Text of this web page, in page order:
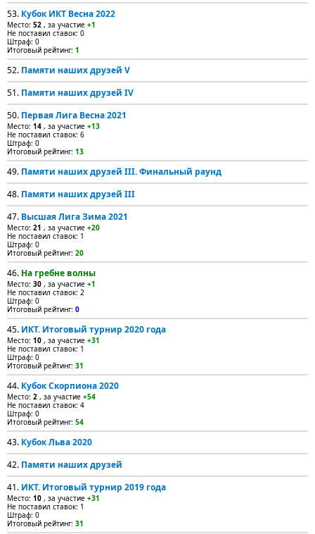
53. Кубок ИКТ Весна 2022
Место: 52 , за участие +1
Не поставил ставок: 0
Штраф: 0
Итоговый рейтинг: 1
52. Памяти наших друзей V
51. Памяти наших друзей IV
50. Первая Лига Весна 2021
Место: 14 , за участие +13
Не поставил ставок: 6
Штраф: 0
Итоговый рейтинг: 13
49. Памяти наших друзей III. Финальный раунд
48. Памяти наших друзей III
47. Высшая Лига Зима 2021
Место: 21 , за участие +20
Не поставил ставок: 1
Штраф: 0
Итоговый рейтинг: 20
46. На гребне волны
Место: 30 , за участие +1
Не поставил ставок: 2
Штраф: 0
Итоговый рейтинг: 0
45. ИКТ. Итоговый турнир 2020 года
Место: 10 , за участие +31
Не поставил ставок: 1
Штраф: 0
Итоговый рейтинг: 31
44. Кубок Скорпиона 2020
Место: 2 , за участие +54
Не поставил ставок: 4
Штраф: 0
Итоговый рейтинг: 54
43. Кубок Льва 2020
42. Памяти наших друзей
41. ИКТ. Итоговый турнир 2019 года
Место: 10 , за участие +31
Не поставил ставок: 1
Штраф: 0
Итоговый рейтинг: 31